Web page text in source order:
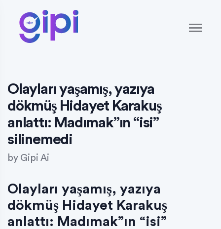
Olayları yaşamış, yazıya
dökmüş Hidayet Karakuş
anlattı: Madımak”ın “isi”
silinemedi
by Gipi Ai
Olayları yaşamış, yazıya
dökmüş Hidayet Karakuş
anlattı: Madımak”ın “isi”